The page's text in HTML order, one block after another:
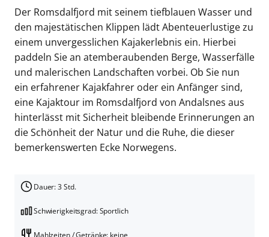
Der Romsdalfjord mit seinem tiefblauen Wasser und
den majestätischen Klippen lädt Abenteuerlustige zu
einem unvergesslichen Kajakerlebnis ein. Hierbei
paddeln Sie an atemberaubenden Berge, Wasserfälle
und malerischen Landschaften vorbei. Ob Sie nun
ein erfahrener Kajakfahrer oder ein Anfänger sind,
eine Kajaktour im Romsdalfjord von Andalsnes aus
hinterlässt mit Sicherheit bleibende Erinnerungen an
die Schönheit der Natur und die Ruhe, die dieser
bemerkenswerten Ecke Norwegens.
Dauer: 3 Std.
Schwierigkeitsgrad: Sportlich
Mahlzeiten / Getränke: keine